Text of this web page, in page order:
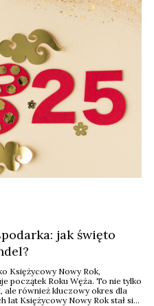
jak święto
Księżycowy Nowy Rok,
początek Roku Węża. To nie tylko
ale również kluczowy okres dla
lat Księżycowy Nowy Rok stał się